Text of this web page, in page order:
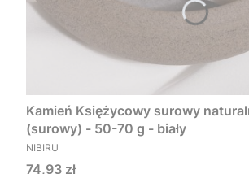
Kamień Księżycowy surowy
(surowy) - 50-70 g - biały
PRODUCENT
NIBIRU
Cena
74,93 zł